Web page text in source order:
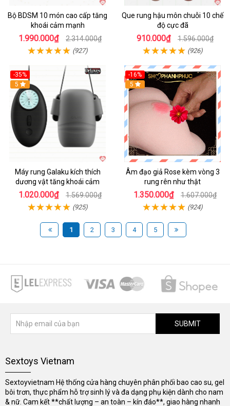
Bộ BDSM 10 món cao cấp tăng
khoái cảm mạnh
1.990.000₫ 2.314.000₫
(927)
Que rung hậu môn chuỗi 10 chế
độ cực đã
910.000₫ 1.596.000₫
(926)
-35%
Hot
5
Máy rung Galaku kích thích
dương vật tăng khoái cảm
1.020.000₫ 1.569.000₫
(925)
-16%
5
Âm đạo giả Rose kèm vòng 3
rung rên như thật
1.350.000₫ 1.607.000₫
(924)
1 2 3 4 5
SUBMIT
Sextoys Vietnam
Sextoyvietnam Hệ thống cửa hàng chuyên phân phối bao cao su, gel
bôi trơn, thực phẩm hỗ trợ sinh lý và đa dạng phụ kiện dành cho nam
& nữ. Cam kết **chất lượng – an toàn – kín đáo**, giao hàng nhanh